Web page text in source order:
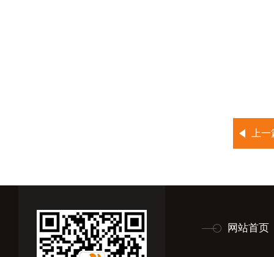
上
网站首页